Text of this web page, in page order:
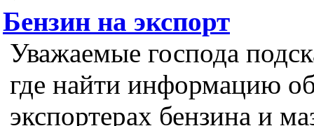
Бензин на экспорт
Уважаемые господа
где найти информацию
экспортерах бензина и